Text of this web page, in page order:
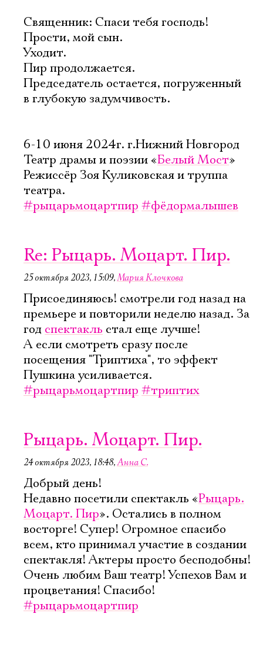
Священник: Спаси тебя господь!
Прости, мой сын.
Уходит.
Пир продолжается.
Председатель остается, погруженный
в глубокую задумчивость.
6-10 июня 2024г. г.Нижний Новгород
Театр драмы и поэзии «Белый Мост»
Режиссёр Зоя Куликовская и труппа
театра.
#рыцарьмоцартпир #фёдормалышев
Re: Рыцарь. Моцарт. Пир.
25 октября 2023, 15:09,Мария Клочкова
Присоединяюсь! смотрели год назад на
премьере и повторили неделю назад. За
год спектакль стал еще лучше!
А если смотреть сразу после
посещения "Триптиха", то эффект
Пушкина усиливается.
#рыцарьмоцартпир #триптих
Рыцарь. Моцарт. Пир.
24 октября 2023, 18:48,Анна С.
Добрый день!
Недавно посетили спектакль «Рыцарь.
Моцарт. Пир». Остались в полном
восторге! Супер! Огромное спасибо
всем, кто принимал участие в создании
спектакля! Актеры просто бесподобны!
Очень любим Ваш театр! Успехов Вам и
процветания! Спасибо!
#рыцарьмоцартпир